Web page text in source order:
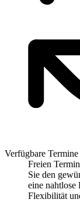
Verfügbare Termine
Freien
Sie den
eine
Flexibilität